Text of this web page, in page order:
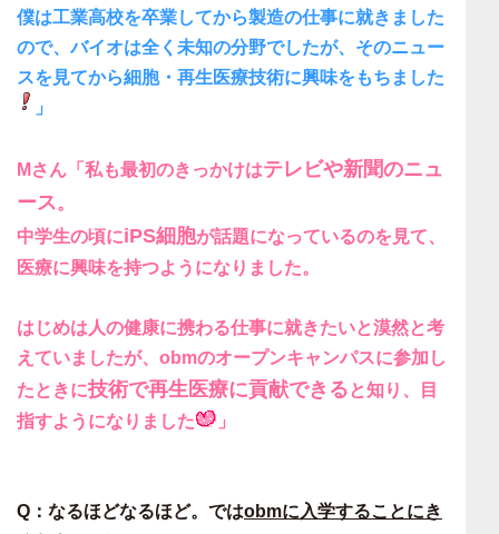
僕は工業高校を卒業してから製造の仕事に就きました
ので、バイオは全く未知の分野でしたが、 そのニュー
スを見てから細胞・再生医療技術に興味をもちました
」
Mさん「私も最初のきっかけはテレビや新聞のニュ
ース。
中学生の頃にiPS細胞が話題になっているのを見て、
医療に興味を持つようになりました。
はじめは人の健康に携わる仕事に就きたいと漠然と考
えていましたが、obmのオープンキャンパスに参加し
たときに技術で再生医療に貢献できると知り、目
指すようになりました
」
Q：なるほどなるほど。ではobmに入学することにき